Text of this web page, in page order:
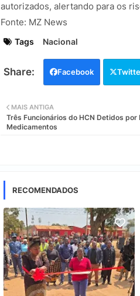
autorizados, alertando para os
Fonte: MZ News
Tags Nacional
Facebook
MAIS ANTIGA
Três Funcionários do HCN Detidos por
Medicamentos
RECOMENDADOS